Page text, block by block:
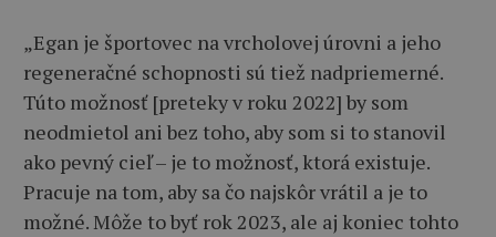
„Egan je športovec na vrcholovej úrovni a jeho
regeneračné schopnosti sú tiež nadpriemerné.
Túto možnosť [preteky v roku 2022] by som
neodmietol ani bez toho, aby som si to stanovil
ako pevný cieľ – je to možnosť, ktorá existuje.
Pracuje na tom, aby sa čo najskôr vrátil a je to
možné. Môže to byť rok 2023, ale aj koniec tohto